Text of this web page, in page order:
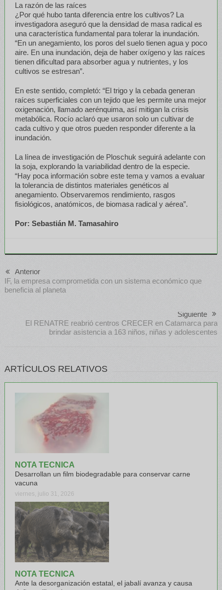
La razón de las raíces
¿Por qué hubo tanta diferencia entre los cultivos? La
investigadora aseguró que la densidad de masa radical es
una característica fundamental para tolerar la inundación.
“En un anegamiento, los poros del suelo tienen agua y poco
aire. En una inundación, deja de haber oxígeno y las raíces
tienen dificultad para absorber agua y nutrientes, y los
cultivos se estresan”.
En este sentido, completó: “El trigo y la cebada generan
raíces superficiales con un tejido que les permite una mejor
oxigenación, llamado aerénquima, así mitigan la crisis
metabólica. Rocío aclaró que usaron solo un cultivar de
cada cultivo y que otros pueden responder diferente a la
inundación.
La línea de investigación de Ploschuk seguirá adelante con
la soja, explorando la variabilidad dentro de la especie.
“Hay poca información sobre este tema y vamos a evaluar
la tolerancia de distintos materiales genéticos al
anegamiento. Observaremos rendimiento, rasgos
fisiológicos, anatómicos, de biomasa radical y aérea”.
Por: Sebastián M. Tamasahiro
Anterior
IF, la empresa comprometida con un sistema económico que
beneficia al planeta
Siguiente
El RENATRE reabrió centros CRECER en Catamarca para
brindar asistencia a 163 niños, niñas y adolescentes
ARTÍCULOS RELATIVOS
NOTA TECNICA
Desarrollan un film biodegradable para conservar carne
vacuna
viernes, julio 31, 2026
NOTA TECNICA
Ante la desorganización estatal, el jabalí avanza y causa